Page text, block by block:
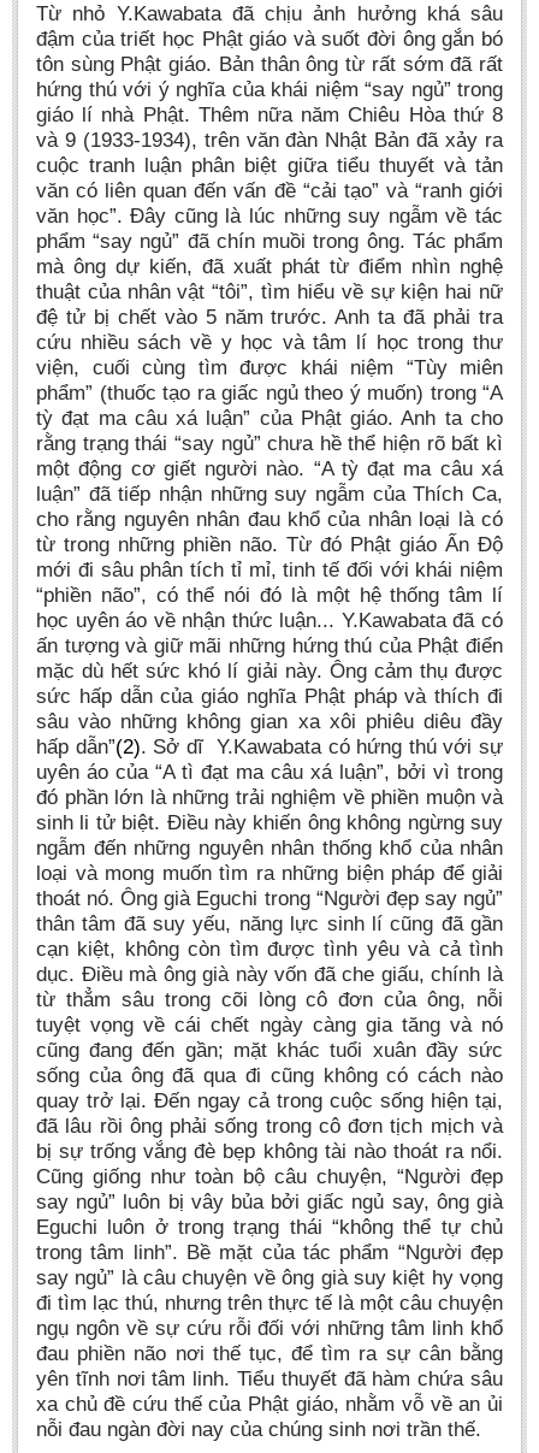
Từ nhỏ Y.Kawabata đã chịu ảnh hưởng khá sâu
đậm của triết học Phật giáo và suốt đời ông gắn bó
tôn sùng Phật giáo. Bản thân ông từ rất sớm đã rất
hứng thú với ý nghĩa của khái niệm “say ngủ” trong
giáo lí nhà Phật. Thêm nữa năm Chiêu Hòa thứ 8
và 9 (1933-1934), trên văn đàn Nhật Bản đã xảy ra
cuộc tranh luận phân biệt giữa tiểu thuyết và tản
văn có liên quan đến vấn đề “cải tạo” và “ranh giới
văn học”. Đây cũng là lúc những suy ngẫm về tác
phẩm “say ngủ” đã chín muồi trong ông. Tác phẩm
mà ông dự kiến, đã xuất phát từ điểm nhìn nghệ
thuật của nhân vật “tôi”, tìm hiểu về sự kiện hai nữ
đệ tử bị chết vào 5 năm trước. Anh ta đã phải tra
cứu nhiều sách về ‎y học và tâm lí học trong thư
viện, cuối cùng tìm được khái niệm “Tùy miên
phẩm” (thuốc tạo ra giấc ngủ theo ý muốn) trong “A
tỳ đạt ma câu xá luận” của Phật giáo. Anh ta cho
rằng trạng thái “say ngủ” chưa hề thể hiện rõ bất kì
một động cơ giết người nào. “A tỳ đạt ma câu xá
luận” đã tiếp nhận những suy ngẫm của Thích Ca,
cho rằng nguyên nhân đau khổ của nhân loại là có
từ trong những phiền não. Từ đó Phật giáo Ấn Độ
mới đi sâu phân tích tỉ mỉ, tinh tế đối với khái niệm
“phiền não”, có thể nói đó là một hệ thống tâm lí
học uyên áo về nhận thức luận... Y.Kawabata đã có
ấn tượng và giữ mãi những hứng thú của Phật điển
mặc dù hết sức khó lí giải này. Ông cảm thụ được
sức hấp dẫn của giáo nghĩa Phật pháp và thích đi
sâu vào những không gian xa xôi phiêu diêu đầy
hấp dẫn”(2). Sở dĩ Y.Kawabata có hứng thú với sự
uyên áo của “A tì đạt ma câu xá luận”, bởi vì trong
đó phần lớn là những trải nghiệm về phiền muộn và
sinh li tử biệt. Điều này khiến ông không ngừng suy
ngẫm đến những nguyên nhân thống khổ của nhân
loại và mong muốn tìm ra những biện pháp để giải
thoát nó. Ông già Eguchi trong “Người đẹp say ngủ”
thân tâm đã suy yếu, năng lực sinh lí cũng đã gần
cạn kiệt, không còn tìm được tình yêu và cả tình
dục. Điều mà ông già này vốn đã che giấu, chính là
từ thẳm sâu trong cõi lòng cô đơn của ông, nỗi
tuyệt vọng về cái chết ngày càng gia tăng và nó
cũng đang đến gần; mặt khác tuổi xuân đầy sức
sống của ông đã qua đi cũng không có cách nào
quay trở lại. Đến ngay cả trong cuộc sống hiện tại,
đã lâu rồi ông phải sống trong cô đơn tịch mịch và
bị sự trống vắng đè bẹp không tài nào thoát ra nổi.
Cũng giống như toàn bộ câu chuyện, “Người đẹp
say ngủ” luôn bị vây bủa bởi giấc ngủ say, ông già
Eguchi luôn ở trong trạng thái “không thể tự chủ
trong tâm linh”. Bề mặt của tác phẩm “Người đẹp
say ngủ” là câu chuyện về ông già suy kiệt hy vọng
đi tìm lạc thú, nhưng trên thực tế là một câu chuyện
ngụ ngôn về sự cứu rỗi đối với những tâm linh khổ
đau phiền não nơi thế tục, để tìm ra sự cân bằng
yên tĩnh nơi tâm linh. Tiểu thuyết đã hàm chứa sâu
xa chủ đề cứu thế của Phật giáo, nhằm vỗ về an ủi
nỗi đau ngàn đời nay của chúng sinh nơi trần thế.